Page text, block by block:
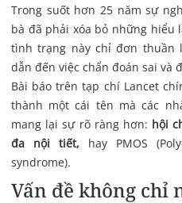
Trong suốt hơn 25 năm sự
bà đã phải xóa bỏ những
tình trạng này chỉ đơn thuần
dẫn đến việc chẩn đoán sai và
Bài báo trên tạp chí Lancet
thành một cái tên mà các
mang lại sự rõ ràng hơn: hội
đa nội tiết, hay PMOS
syndrome).
Vấn đề không chỉ